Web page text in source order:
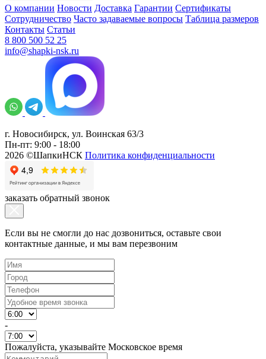
О компании Новости Доставка Гарантии Сертификаты
Сотрудничество Часто задаваемые вопросы Таблица размеров
Контакты Статьи
8 800 500 52 25
info@shapki-nsk.ru
г. Новосибирск, ул. Воинская 63/3
Пн-пт: 9:00 - 18:00
2026 ©ШапкиНСК Политика конфиденциальности
заказать обратный звонок
Если вы не смогли до нас дозвониться, оставьте свои
контактные данные, и мы вам перезвоним
-
Пожалуйста, указывайте Московское время